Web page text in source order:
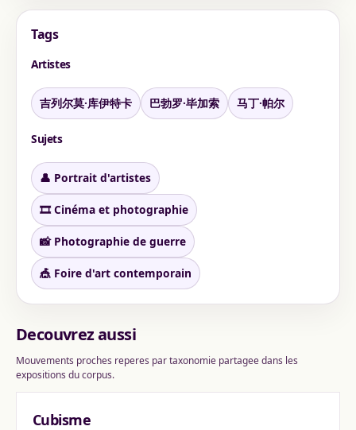
Tags
Artistes
吉列尔莫·库伊特卡 巴勃罗·毕加索 马丁·帕尔
Sujets
👤 Portrait d'artistes
🎞️ Cinéma et photographie
📸 Photographie de guerre
🎪 Foire d'art contemporain
Decouvrez aussi
Mouvements proches reperes par taxonomie partagee dans les
expositions du corpus.
Cubisme